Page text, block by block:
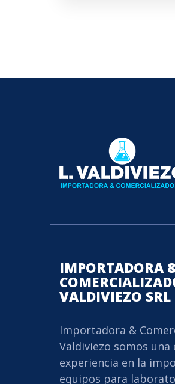
IMPORTADORA
VALDIVIEZO SRL
Importadora &
Valdiviezo somos una
experiencia en la
equipos para